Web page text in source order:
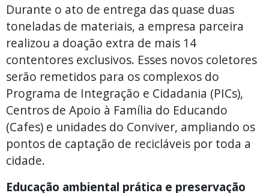
Durante o ato de entrega das quase duas
toneladas de materiais, a empresa parceira
realizou a doação extra de mais 14
contentores exclusivos. Esses novos coletores
serão remetidos para os complexos do
Programa de Integração e Cidadania (PICs),
Centros de Apoio à Família do Educando
(Cafes) e unidades do Conviver, ampliando os
pontos de captação de recicláveis por toda a
cidade.
Educação ambiental prática e preservação